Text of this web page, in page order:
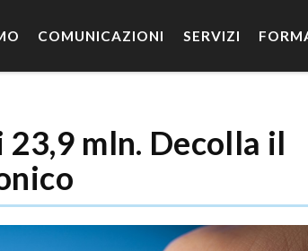
COMUNICAZIONI SERVIZI
mln. Decolla il